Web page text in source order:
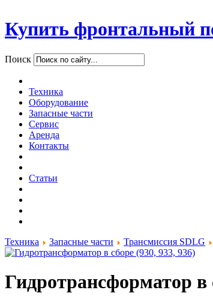
Купить фронтальный
Поиск
Техника
Оборудование
Запасные части
Сервис
Аренда
Контакты
Статьи
Техника Запасные части Трансмиссия SDLG
Гидротрансформатор в